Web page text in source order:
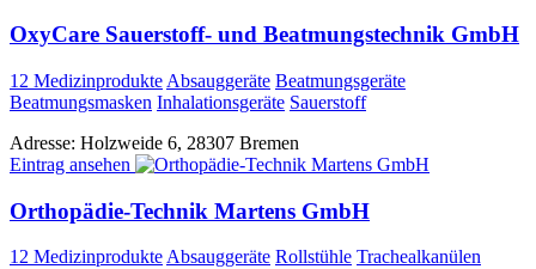
OxyCare Sauerstoff- und Beatmungstechnik GmbH
12 Medizinprodukte Absauggeräte Beatmungsgeräte
Beatmungsmasken Inhalationsgeräte Sauerstoff
Adresse: Holzweide 6, 28307 Bremen
Eintrag ansehen
Orthopädie-Technik Martens GmbH
12 Medizinprodukte Absauggeräte Rollstühle Trachealkanülen